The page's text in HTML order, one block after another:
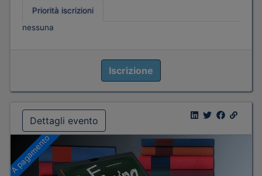
Priorità iscrizioni
nessuna
Iscrizione
Dettagli evento
A pagamento